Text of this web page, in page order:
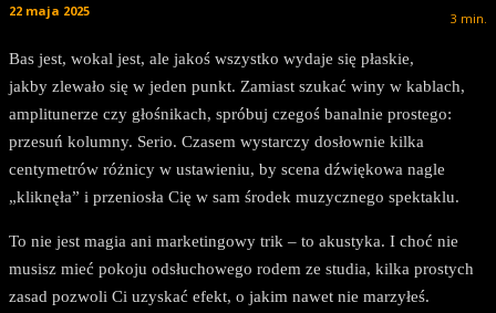
3 min.
22 maja 2025
Bas jest, wokal jest, ale jakoś wszystko wydaje się płaskie,
jakby zlewało się w jeden punkt. Zamiast szukać winy w kablach,
amplitunerze czy głośnikach, spróbuj czegoś banalnie prostego:
przesuń kolumny. Serio. Czasem wystarczy dosłownie kilka
centymetrów różnicy w ustawieniu, by scena dźwiękowa nagle
„kliknęła” i przeniosła Cię w sam środek muzycznego spektaklu.
To nie jest magia ani marketingowy trik – to akustyka. I choć nie
musisz mieć pokoju odsłuchowego rodem ze studia, kilka prostych
zasad pozwoli Ci uzyskać efekt, o jakim nawet nie marzyłeś.